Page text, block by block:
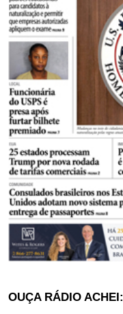
OUÇA RÁDIO ACHEI: